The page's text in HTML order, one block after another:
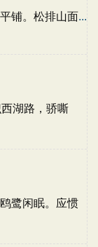
咏史怀古
铺。松排山面...
湖路，骄嘶
鹭闲眠。应惯